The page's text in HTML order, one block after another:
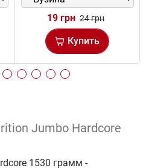
19 грн 24 грн
Купить
Jumbo Hardcore
1530 грамм -